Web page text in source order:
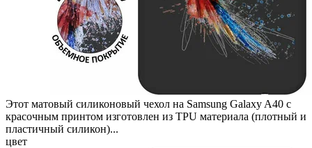
Этот матовый силиконовый чехол на Samsung Galaxy A40 с
красочным принтом изготовлен из TPU материала (плотный и
пластичный силикон)...
цвет